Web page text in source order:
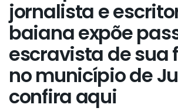
jornalista e
baiana expõe
escravista de sua
no município de
confira aqui